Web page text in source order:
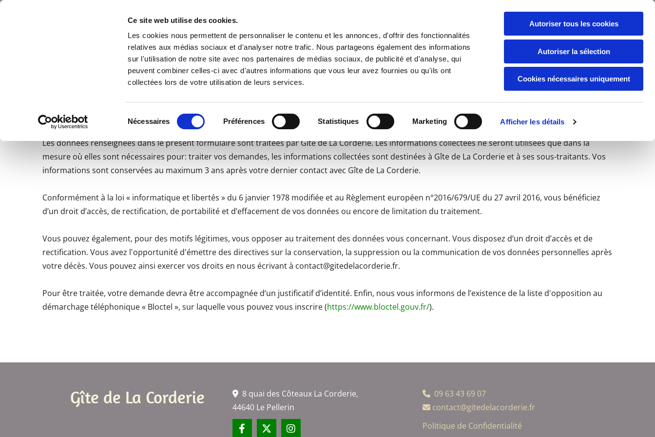
Ce site web utilise des cookies.
Les cookies nous permettent de personnaliser le contenu et les annonces, d'offrir des fonctionnalités
relatives aux médias sociaux et d'analyser notre trafic. Nous partageons également des informations
sur l'utilisation de notre site avec nos partenaires de médias sociaux, de publicité et d'analyse, qui
peuvent combiner celles-ci avec d'autres informations que vous leur avez fournies ou qu'ils ont
collectées lors de votre utilisation de leurs services.
du
Nécessaires Préférences Statistiques Marketing Afficher les détails
Autoriser tous les cookies
Autoriser la sélection
Cookies nécessaires uniquement
Gîte de La Corderie Notre gîte
Français
 09 63 43 69 07
Politique de Confidentialité
Les données renseignées dans le présent formulaire sont traitées par Gîte de La Corderie. Les informations collectées ne seront utilisées que dans la
mesure où elles sont nécessaires pour: traiter vos demandes, les informations collectées sont destinées à Gîte de La Corderie et à ses sous-traitants. Vos
informations sont conservées au maximum 3 ans après votre dernier contact avec Gîte de La Corderie.
Conformément à la loi « informatique et libertés » du 6 janvier 1978 modifiée et au Règlement européen n°2016/679/UE du 27 avril 2016, vous bénéficiez
d’un droit d’accès, de rectification, de portabilité et d’effacement de vos données ou encore de limitation du traitement.
Vous pouvez également, pour des motifs légitimes, vous opposer au traitement des données vous concernant. Vous disposez d’un droit d’accès et de
rectification. Vous avez l'opportunité d'émettre des directives sur la conservation, la suppression ou la communication de vos données personnelles après
votre décès. Vous pouvez ainsi exercer vos droits en nous écrivant à contact@gitedelacorderie.fr.
Pour être traitée, votre demande devra être accompagnée d’un justificatif d’identité. Enfin, nous vous informons de l’existence de la liste d'opposition au
démarchage téléphonique « Bloctel », sur laquelle vous pouvez vous inscrire (https://www.bloctel.gouv.fr/).
Gîte de La Corderie 8 quai des Côteaux La Corderie,
44640 Le Pellerin
 09 63 43 69 07
contact@gitedelacorderie.fr
​Politique de Confidentialité​